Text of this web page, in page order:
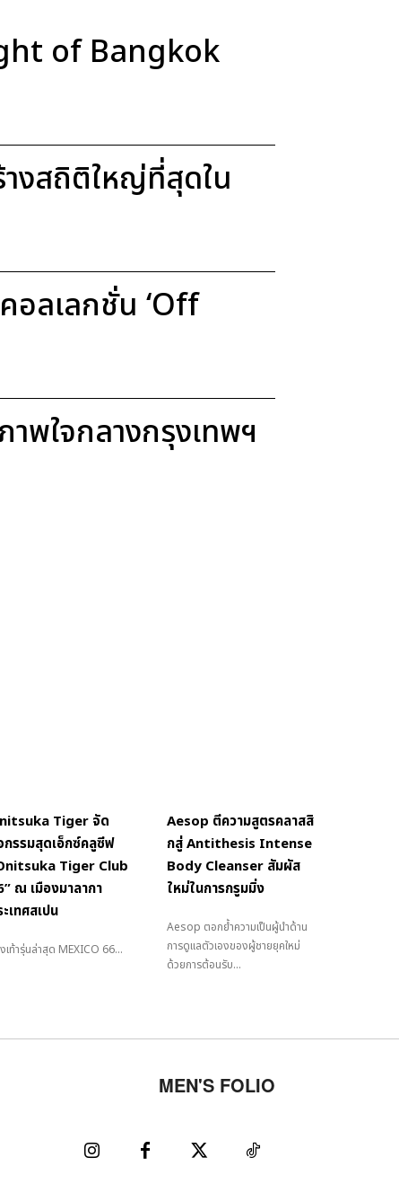
of Bangkok
างสถิติใหญ่ที่สุดใน
อลเลกชั่น ‘Off
พใจกลางกรุงเทพฯ
Tiger จัด
กรรมสุดเอ็กซ์คลูซีฟ
Tiger Club
ณ เมืองมาลากา
เทศสเปน
เท้ารุ่นล่าสุด MEXICO 66...
Aesop ตีความสูตรคลาสสิ
กสู่ Antithesis Intense
Body Cleanser สัมผัส
ใหม่ในการกรูมมิ่ง
Aesop ตอกย้ำความเป็นผู้นำด้าน
การดูแลตัวเองของผู้ชายยุคใหม่
ด้วยการต้อนรับ...
MEN'S FOLIO